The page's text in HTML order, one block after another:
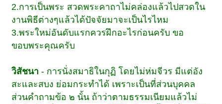
2.การเป็นพระ สวดพระคาถาไม่คล่องแล้วไปสวดใน
งานพิธีต่างๆแล้วได้ปัจจัยมาจะเป็นไรไหม
3.พระใหม่อันดับแรกควรฝึกอะไรก่อนครับ ขอ
ขอบพระคุณครับ
วิสัชนา - การนั่งสมาธิในกุฏิ โดยไม่ห่มจีวร มีแต่อัง
สะและสบง ย่อมกระทำได้ เพราะเป็นที่ส่วนบุคคล
ส่วนคำถามข้อ ๒ นั้น ถ้าว่าตามธรรมเนียมแล้วไม่